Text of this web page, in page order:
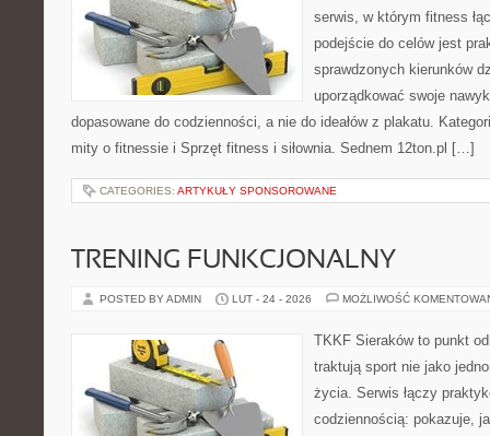
serwis, w którym fitness
podejście do celów jest
sprawdzonych kierunków
uporządkować swoje
dopasowane do codzienności, a nie do ideałów z plakatu.
mity o fitnessie i Sprzęt fitness i siłownia. Sednem 12ton.pl […]
CATEGORIES: ARTYKUŁY SPONSOROWANE
TRENING FUNKCJONALNY
POSTED BY ADMIN LUT - 24 - 2026 MOŻLIWOŚĆ
TKKF Sieraków to punkt
traktują sport nie jako
życia. Serwis łączy
codziennością: pokazuje,